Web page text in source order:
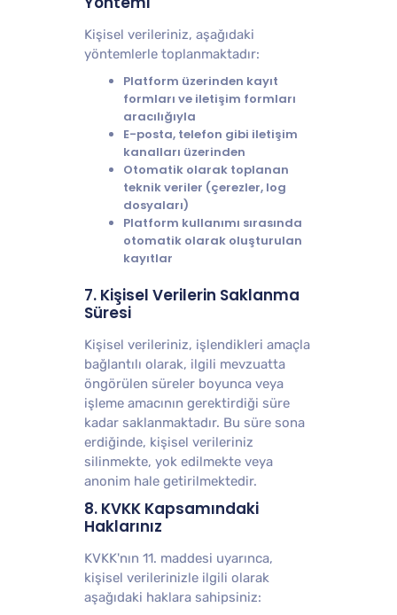
Kişisel verileriniz, aşağıdaki
yöntemlerle toplanmaktadır:
Platform üzerinden kayıt
formları ve iletişim formları
aracılığıyla
E-posta, telefon gibi iletişim
kanalları üzerinden
Otomatik olarak toplanan
teknik veriler (çerezler, log
dosyaları)
Platform kullanımı sırasında
otomatik olarak oluşturulan
kayıtlar
7. Kişisel Verilerin Saklanma
Süresi
Kişisel verileriniz, işlendikleri amaçla
bağlantılı olarak, ilgili mevzuatta
öngörülen süreler boyunca veya
işleme amacının gerektirdiği süre
kadar saklanmaktadır. Bu süre sona
erdiğinde, kişisel verileriniz
silinmekte, yok edilmekte veya
anonim hale getirilmektedir.
8. KVKK Kapsamındaki
Haklarınız
KVKK'nın 11. maddesi uyarınca,
kişisel verilerinizle ilgili olarak
aşağıdaki haklara sahipsiniz: